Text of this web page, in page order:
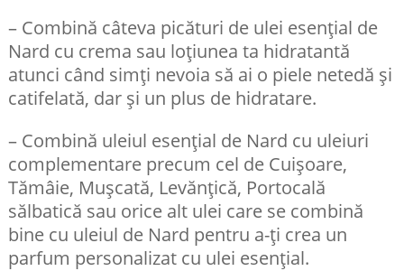
– Combină câteva picături de ulei esențial de
Nard cu crema sau loțiunea ta hidratantă
atunci când simți nevoia să ai o piele netedă și
catifelată, dar și un plus de hidratare.
– Combină uleiul esențial de Nard cu uleiuri
complementare precum cel de Cuișoare,
Tămâie, Mușcată, Levănțică, Portocală
sălbatică sau orice alt ulei care se combină
bine cu uleiul de Nard pentru a-ți crea un
parfum personalizat cu ulei esențial.